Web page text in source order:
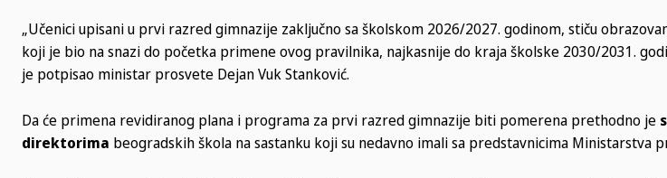
„Učenici upisani u prvi razred gimnazije zaključno sa školskom 2026/2027. godinom, stiču
koji je bio na snazi do početka primene ovog pravilnika, najkasnije do kraja školske 2030/2031.
je potpisao ministar prosvete Dejan Vuk Stanković.
Da će primena revidiranog plana i programa za prvi razred gimnazije biti pomerena prethodno je
direktorima beogradskih škola na sastanku koji su nedavno imali sa predstavnicima Ministarstva